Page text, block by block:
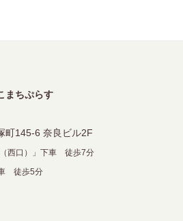
まちぷらす
町145-6 奈良ビル2F
西口）」下車 徒歩7分
徒歩5分